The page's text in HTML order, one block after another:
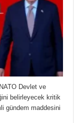
Devlet ve
belirleyecek kritik
gündem maddesini